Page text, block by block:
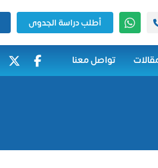
أطلب دراسة الجدوى
تواصل معنا